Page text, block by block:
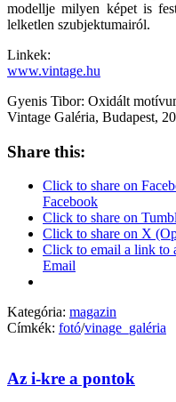
modellje milyen képet is
lelketlen szubjektumairól.
Linkek:
www.vintage.hu
Gyenis Tibor: Oxidált
Vintage Galéria, Budapest,
Share this:
Click to share on
Facebook
Click to share on
Click to share on X
Click to email a link to
Email
Kategória: magazin
Címkék: fotó/vinage_galéria
Az i-kre a pontok